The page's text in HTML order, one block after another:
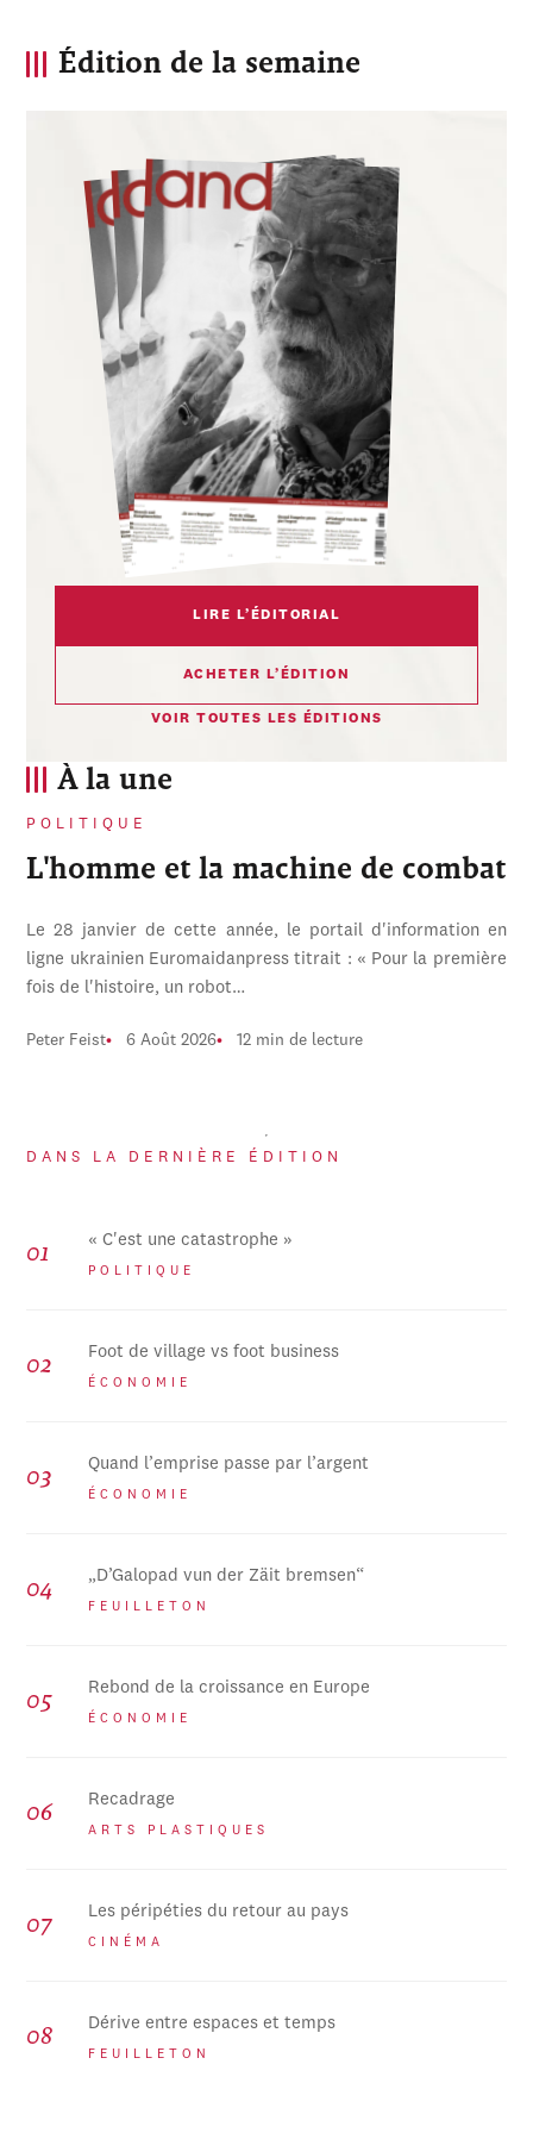
À la une
POLITIQUE
L'homme et la machine de combat
Le 28 janvier de cette année, le portail d'information en
ligne ukrainien Euromaidanpress titrait : « Pour la première
fois de l'histoire, un robot…
Peter Feist 6 Août 2026 12 min de lecture
DANS LA DERNIÈRE ÉDITION
« C'est une catastrophe »
POLITIQUE
Foot de village vs foot business
ÉCONOMIE
Quand l’emprise passe par l’argent
ÉCONOMIE
„D’Galopad vun der Zäit bremsen“
FEUILLETON
Rebond de la croissance en Europe
ÉCONOMIE
Recadrage
ARTS PLASTIQUES
Les péripéties du retour au pays
CINÉMA
Dérive entre espaces et temps
FEUILLETON
Édition de la semaine
LIRE L’ÉDITORIAL
ACHETER L’ÉDITION
VOIR TOUTES LES ÉDITIONS